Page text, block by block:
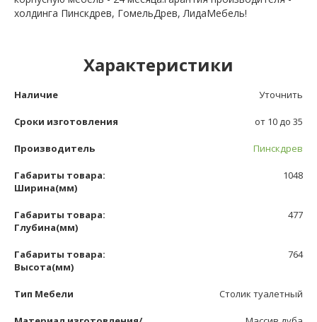
холдинга Пинскдрев, ГомельДрев, ЛидаМебель!
Характеристики
Наличие Уточнить
Сроки изготовления от 10 до 35
Производитель Пинскдрев
Габариты товара:
Ширина(мм)
1048
Габариты товара:
Глубина(мм)
477
Габариты товара:
Высота(мм)
764
Тип Мебели Столик туалетный